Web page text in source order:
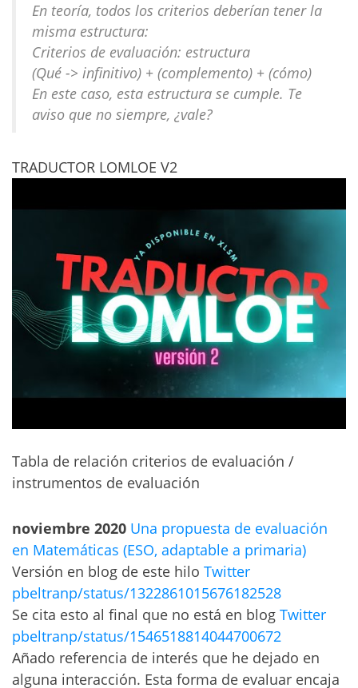
En teoría, todos los criterios deberían tener la
misma estructura:
Criterios de evaluación: estructura
(Qué -> infinitivo) + (complemento) + (cómo)
En este caso, esta estructura se cumple. Te
aviso que no siempre, ¿vale?
TRADUCTOR LOMLOE V2
Tabla de relación criterios de evaluación /
instrumentos de evaluación
noviembre 2020 Una propuesta de evaluación
en Matemáticas (ESO, adaptable a primaria)
Versión en blog de este hilo Twitter
pbeltranp/status/1322861015676182528
Se cita esto al final que no está en blog Twitter
pbeltranp/status/1546518814044700672
Añado referencia de interés que he dejado en
alguna interacción. Esta forma de evaluar encaja